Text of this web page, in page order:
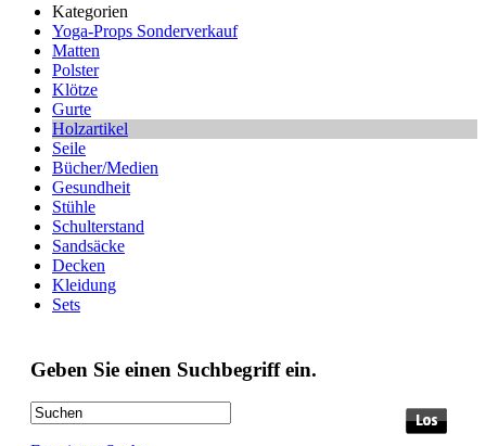
Kategorien
Yoga-Props Sonderverkauf
Matten
Polster
Klötze
Gurte
Holzartikel
Seile
Bücher/Medien
Gesundheit
Stühle
Schulterstand
Sandsäcke
Decken
Kleidung
Sets
Geben Sie einen Suchbegriff ein.